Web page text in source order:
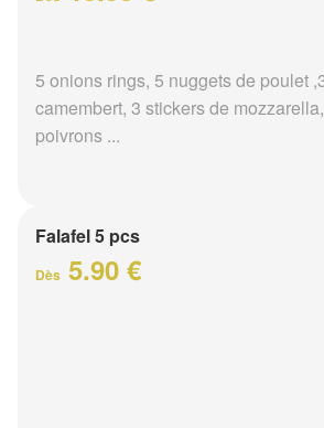
5 onions rings, 5 nuggets de poulet
camembert, 3 stickers de
poivrons ...
Falafel 5 pcs
Dès 5.90 €